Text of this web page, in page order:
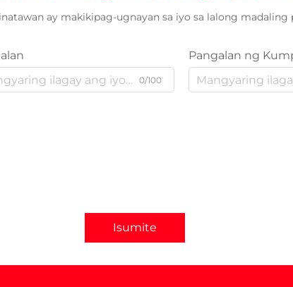
ay makikipag-ugnayan sa iyo sa lalong madaling
0/100
Pangalan ng
Isumite